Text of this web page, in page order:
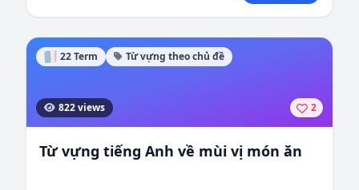
22 Term Từ vựng theo chủ đề
822 views 2
Từ vựng tiếng Anh về mùi vị món ăn